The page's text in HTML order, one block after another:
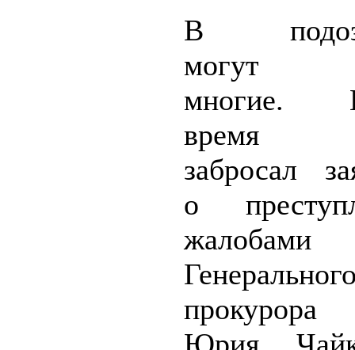
В
могут
многие.
время
забросал
о
жалобами